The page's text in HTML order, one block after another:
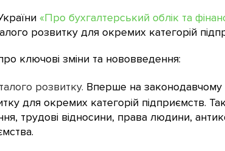
«Про бухгалтерський облік та
розвитку для окремих категорій
ключові зміни та нововведення:
розвитку. Вперше на законодавчому
для окремих категорій підприємств.
трудові відносини, права людини,